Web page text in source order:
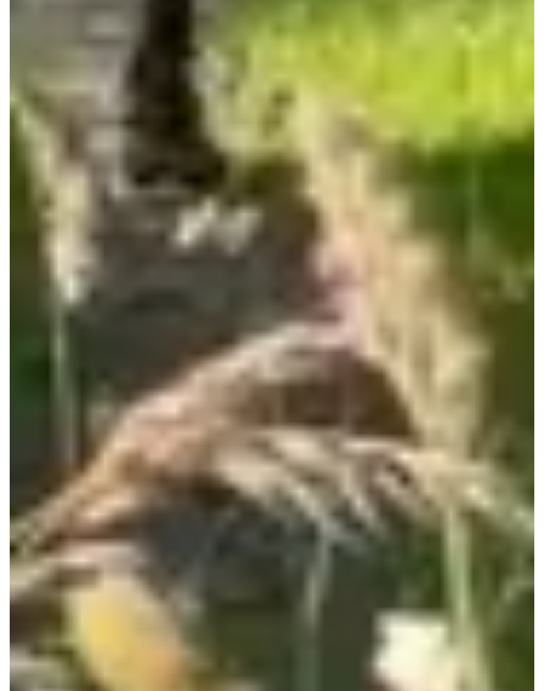
Infos pratiques
Contact :languidicfootballclub@gmail.com
Organisateur